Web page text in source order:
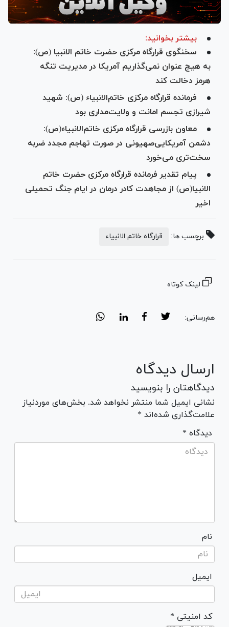
بیشتر بخوانید:
سخنگوی قرارگاه مرکزی حضرت خاتم الانبیا (ص):
به هیچ عنوان نمی‌گذاریم آمریکا در مدیریت تنگه
هرمز دخالت کند
فرمانده قرارگاه مرکزی خاتم‌الانبیاء (ص): شهید
شیرازی تجسم امانت و ولایت‌مداری بود
معاون بازرسی قرارگاه مرکزی خاتم‌الانبیاء(ص):
دشمن آمریکایی‌صهیونی در صورت تهاجم مجدد ضربه
سخت‌تری می‌خورد
پیام تقدیر فرمانده قرارگاه مرکزی حضرت خاتم
الانبیا(ص) از مجاهدت کادر درمان در ایام جنگ تحمیلی
اخیر
برچسب ها: قرارگاه خاتم الانبیاء
لینک کوتاه
هم‌رسانی:
ارسال دیدگاه
دیدگاهتان را بنویسید
نشانی ایمیل شما منتشر نخواهد شد. بخش‌های موردنیاز
علامت‌گذاری شده‌اند *
* دیدگاه
نام
ایمیل
* کد امنیتی